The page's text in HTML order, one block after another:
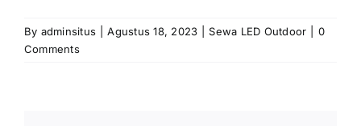
By adminsitus Agustus 18, 2023 Sewa LED Outdoor
0
Comments